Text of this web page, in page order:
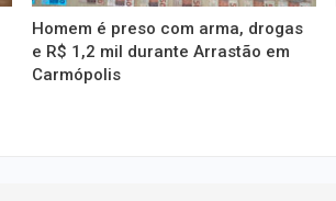
Homem é preso com arma, drogas
e R$ 1,2 mil durante Arrastão em
Carmópolis